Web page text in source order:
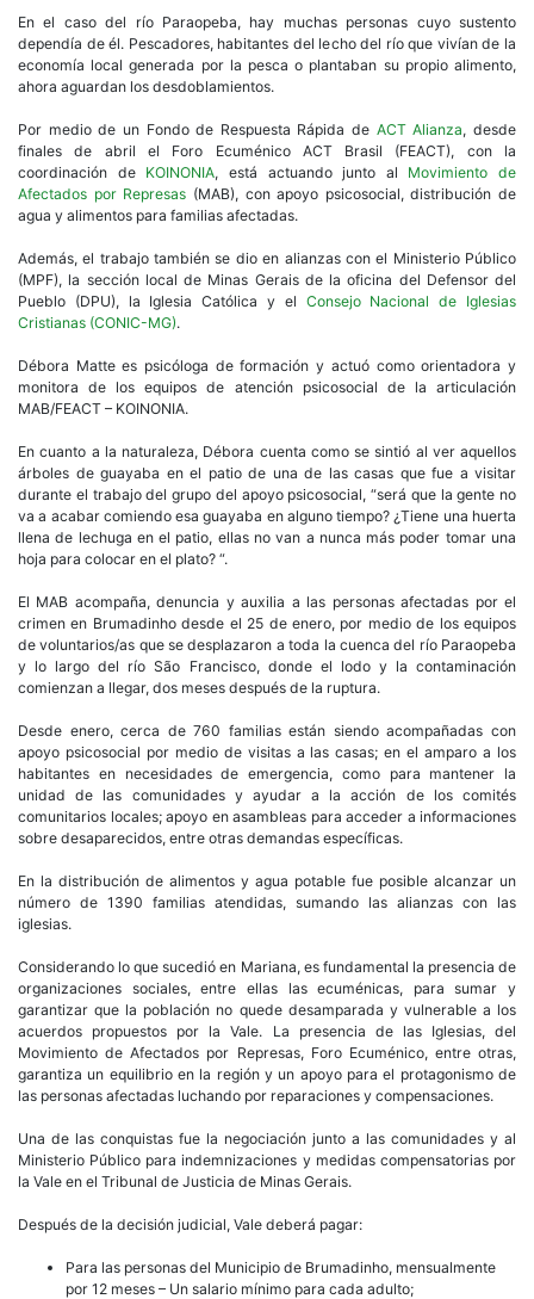
En el caso del río Paraopeba, hay muchas personas cuyo sustento
dependía de él. Pescadores, habitantes del lecho del río que vivían de la
economía local generada por la pesca o plantaban su propio alimento,
ahora aguardan los desdoblamientos.
Por medio de un Fondo de Respuesta Rápida de ACT Alianza, desde
finales de abril el Foro Ecuménico ACT Brasil (FEACT), con la
coordinación de KOINONIA, está actuando junto al Movimiento de
Afectados por Represas (MAB), con apoyo psicosocial, distribución de
agua y alimentos para familias afectadas.
Además, el trabajo también se dio en alianzas con el Ministerio Público
(MPF), la sección local de Minas Gerais de la oficina del Defensor del
Pueblo (DPU), la Iglesia Católica y el Consejo Nacional de Iglesias
Cristianas (CONIC-MG).
Débora Matte es psicóloga de formación y actuó como orientadora y
monitora de los equipos de atención psicosocial de la articulación
MAB/FEACT – KOINONIA.
En cuanto a la naturaleza, Débora cuenta como se sintió al ver aquellos
árboles de guayaba en el patio de una de las casas que fue a visitar
durante el trabajo del grupo del apoyo psicosocial, “será que la gente no
va a acabar comiendo esa guayaba en alguno tiempo? ¿Tiene una huerta
llena de lechuga en el patio, ellas no van a nunca más poder tomar una
hoja para colocar en el plato? “.
El MAB acompaña, denuncia y auxilia a las personas afectadas por el
crimen en Brumadinho desde el 25 de enero, por medio de los equipos
de voluntarios/as que se desplazaron a toda la cuenca del río Paraopeba
y lo largo del río São Francisco, donde el lodo y la contaminación
comienzan a llegar, dos meses después de la ruptura.
Desde enero, cerca de 760 familias están siendo acompañadas con
apoyo psicosocial por medio de visitas a las casas; en el amparo a los
habitantes en necesidades de emergencia, como para mantener la
unidad de las comunidades y ayudar a la acción de los comités
comunitarios locales; apoyo en asambleas para acceder a informaciones
sobre desaparecidos, entre otras demandas específicas.
En la distribución de alimentos y agua potable fue posible alcanzar un
número de 1390 familias atendidas, sumando las alianzas con las
iglesias.
Considerando lo que sucedió en Mariana, es fundamental la presencia de
organizaciones sociales, entre ellas las ecuménicas, para sumar y
garantizar que la población no quede desamparada y vulnerable a los
acuerdos propuestos por la Vale. La presencia de las Iglesias, del
Movimiento de Afectados por Represas, Foro Ecuménico, entre otras,
garantiza un equilibrio en la región y un apoyo para el protagonismo de
las personas afectadas luchando por reparaciones y compensaciones.
Una de las conquistas fue la negociación junto a las comunidades y al
Ministerio Público para indemnizaciones y medidas compensatorias por
la Vale en el Tribunal de Justicia de Minas Gerais.
Después de la decisión judicial, Vale deberá pagar:
Para las personas del Municipio de Brumadinho, mensualmente
por 12 meses – Un salario mínimo para cada adulto;